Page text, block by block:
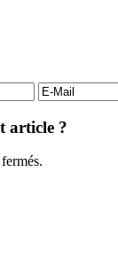
article ?